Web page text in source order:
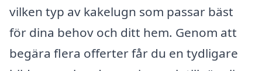
vilken typ av kakelugn som passar bäst
för dina behov och ditt hem. Genom att
begära flera offerter får du en tydligare